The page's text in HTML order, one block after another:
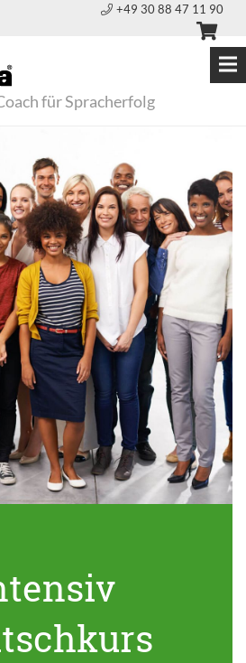
+49 30 88 47 11 90
für Spracherfolg